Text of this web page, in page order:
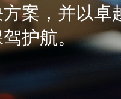
案，并以卓
护航。